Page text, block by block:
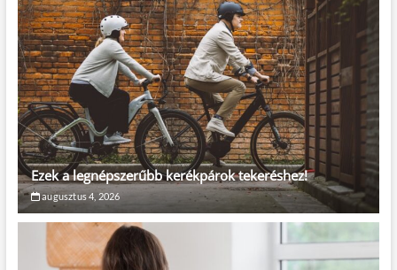
Ezek a legnépszerűbb kerékpárok tekeréshez!
augusztus 4, 2026